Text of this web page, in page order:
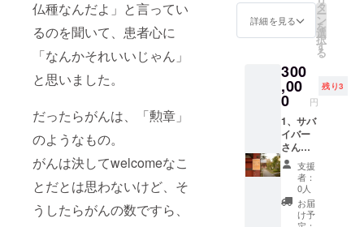
仏種なんだよ」と言ってい
るのを聞いて、患者心に
「なんかそれいいじゃん」
と思いました。
だったらがんは、「勲章」
のようなもの。
がんは決してwelcomeなこ
とだとは思わないけど、そ
うしたらがんの数ですら、
写真の
ギフト
品々で
す。内
容は今
ルシェ
のもの
からセ
レクト
いたし
ます。
※報告書
には、
後、掲
載内容
連絡致
します
ので、
メール
アドレ
スを必
ず明記
くださ
い。お
値段は
税込み
です。
トL 6、
がんサ
バイ
のご招
待 ※が
んサバ
イバー
交流会
へご招
待いた
しま
す。開
催日程
は、改
めてご
名前も
しくは
ニック
3、キャ
ンサー
ズナイ
ト開催
報告書
のお届
け 4、
代表田
中愛子
の講演
会 ※講
演内容
詳細を見る
タ
ー
ン
を
選
択
す
る
300
,00
0 円
残り3
1、サバ
イバー
さんか
らの
Thanks
letterと
開催報
告書を
支援
者：
0人
お届
け予